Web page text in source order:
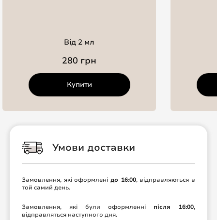
Від 2 мл
280 грн
Купити
Умови доставки
Замовлення, які оформлені до 16:00, відправляються в
той самий день.
Замовлення, які були оформленні після 16:00,
відправляться наступного дня.